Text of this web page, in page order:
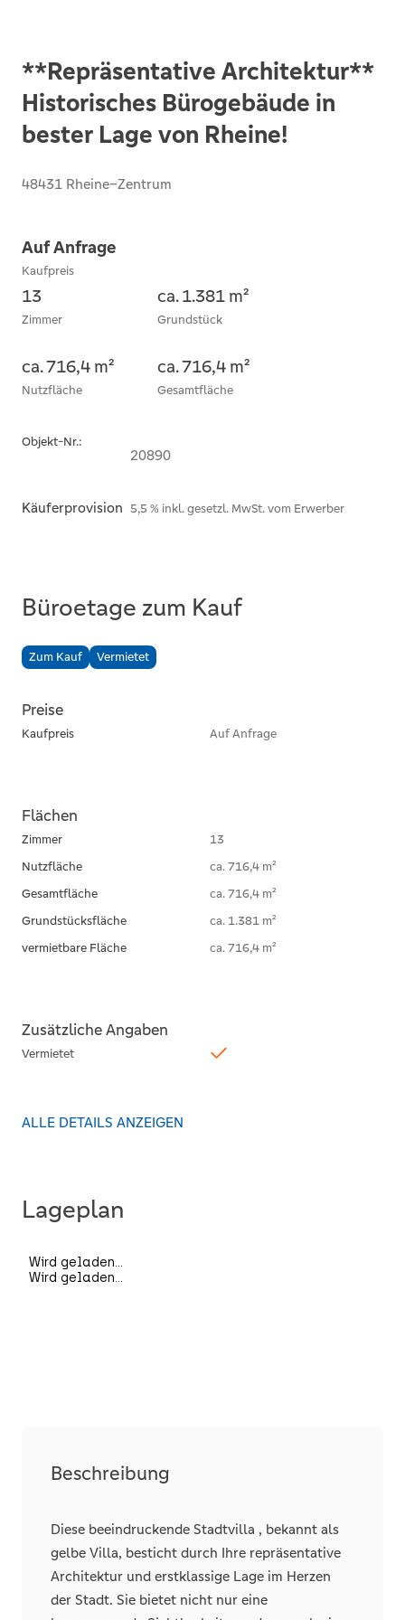
**Repräsentative Architektur**
Historisches Bürogebäude in
bester Lage von Rheine!
48431 Rheine–Zentrum
Auf Anfrage
Kaufpreis
13
Zimmer
ca. 1.381 m²
Grundstück
ca. 716,4 m²
Nutzfläche
ca. 716,4 m²
Gesamtfläche
Objekt-Nr.:
20890
Käuferprovision 5,5 % inkl. gesetzl. MwSt. vom Erwerber
Büroetage zum Kauf
Zum Kauf Vermietet
Preise
Kaufpreis Auf Anfrage
Flächen
Zimmer
13
Nutzfläche
ca. 716,4 m²
Gesamtfläche
ca. 716,4 m²
Grundstücksfläche
ca. 1.381 m²
vermietbare Fläche
ca. 716,4 m²
Zusätzliche Angaben
Vermietet
Details
ALLE DETAILS ANZEIGEN
Lageplan
Beschreibung
Diese beeindruckende Stadtvilla , bekannt als
gelbe Villa, besticht durch Ihre repräsentative
Architektur und erstklassige Lage im Herzen
der Stadt. Sie bietet nicht nur eine